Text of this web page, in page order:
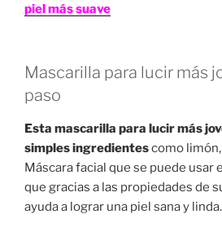
piel más suave
Mascarilla para lucir más
paso
Esta mascarilla para lucir más
simples ingredientescomo
Máscara facial que se puede usar
que gracias a las propiedades de
ayuda a lograr una piel sana y linda.